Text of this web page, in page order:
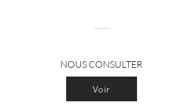
NOUS CONSULTER
Voir